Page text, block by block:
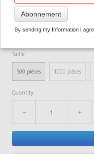
0
39,00 €
Puz500StMat1
Taille
500 pièces 1000 pièces
Quantity
− +
Abonnement
By sending my Information I